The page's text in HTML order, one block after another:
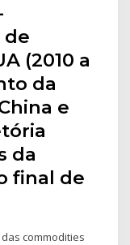
de
(2010 a
da
e
da
final de
commodities